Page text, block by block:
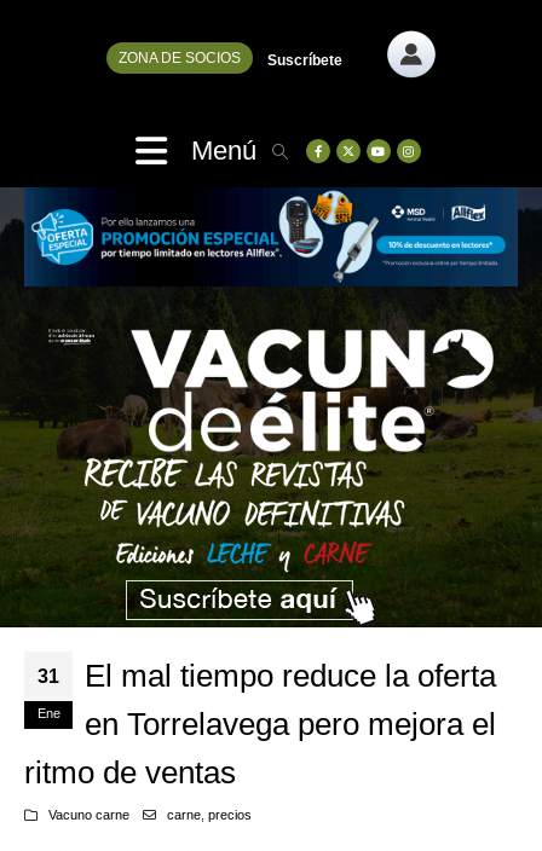
ZONA DE SOCIOS Suscríbete
Menú
31
Ene
El mal tiempo reduce la oferta
en Torrelavega pero mejora el
ritmo de ventas
Vacuno carne carne, precios